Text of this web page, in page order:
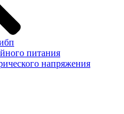
питания
напряжения